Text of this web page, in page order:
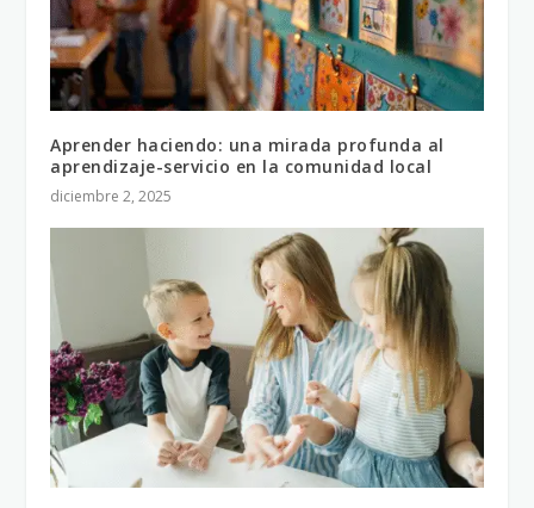
Aprender haciendo: una mirada profunda al
aprendizaje-servicio en la comunidad local
diciembre 2, 2025